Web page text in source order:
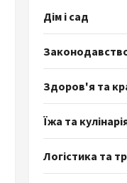
Дім і сад
Здоров'я та
Їжа та
Логістика та